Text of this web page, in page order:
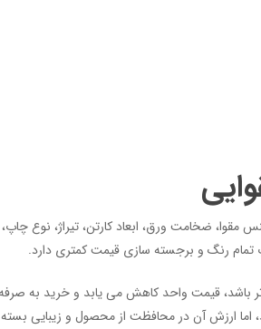
مقوا، ضخامت ورق، ابعاد کارتن، تیراژ، نوع
تمام رنگ و برجسته سازی قیمت کمتری دارد.
باشد، قیمت واحد کاهش می یابد و خرید به
اما ارزش آن در محافظت از محصول و زیبایی